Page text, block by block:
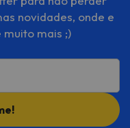
novidades, onde e
mais ;)